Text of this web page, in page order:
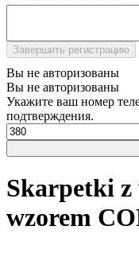
Завершить регистрацию
Вы не авторизованы
Вы не авторизованы
Укажите ваш номер
подтверждения.
Skarpetki z
wzorem